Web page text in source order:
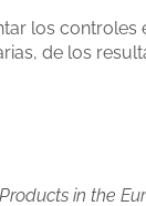
los
de los
in the